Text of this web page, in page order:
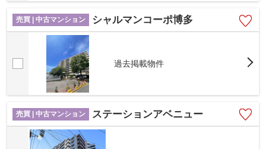
売買 | 中古マンション シャルマンコーポ博多
過去掲載物件
売買 | 中古マンション ステーションアベニュー